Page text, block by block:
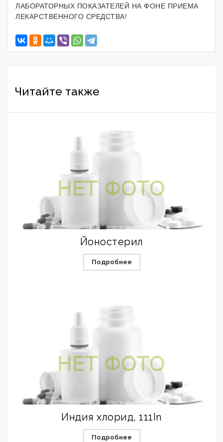
ЛАБОРАТОРНЫХ ПОКАЗАТЕЛЕЙ НА ФОНЕ ПРИЕМА
ЛЕКАРСТВЕННОГО СРЕДСТВА!
Читайте также
Йоностерил
Подробнее
Индия хлорид, 111In
Подробнее